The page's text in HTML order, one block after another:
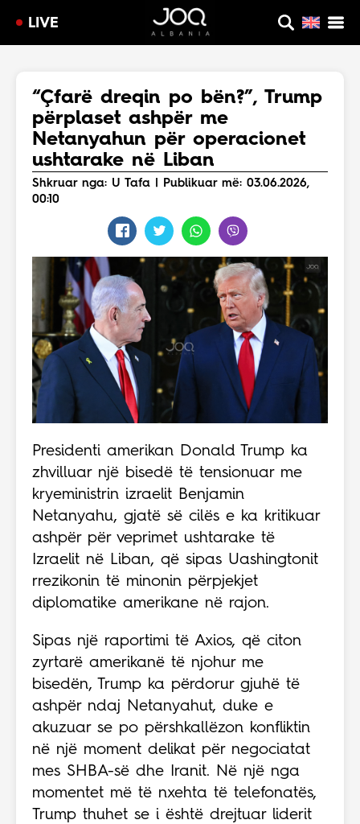
LIVE
“Çfarë dreqin po bën?”, Trump
përplaset ashpër me
Netanyahun për operacionet
ushtarake në Liban
Shkruar nga: U Tafa | Publikuar më: 03.06.2026,
00:10
Presidenti amerikan Donald Trump ka
zhvilluar një bisedë të tensionuar me
kryeministrin izraelit Benjamin
Netanyahu, gjatë së cilës e ka kritikuar
ashpër për veprimet ushtarake të
Izraelit në Liban, që sipas Uashingtonit
rrezikonin të minonin përpjekjet
diplomatike amerikane në rajon.
Sipas një raportimi të Axios, që citon
zyrtarë amerikanë të njohur me
bisedën, Trump ka përdorur gjuhë të
ashpër ndaj Netanyahut, duke e
akuzuar se po përshkallëzon konfliktin
në një moment delikat për negociatat
mes SHBA-së dhe Iranit. Në një nga
momentet më të nxehta të telefonatës,
Trump thuhet se i është drejtuar liderit